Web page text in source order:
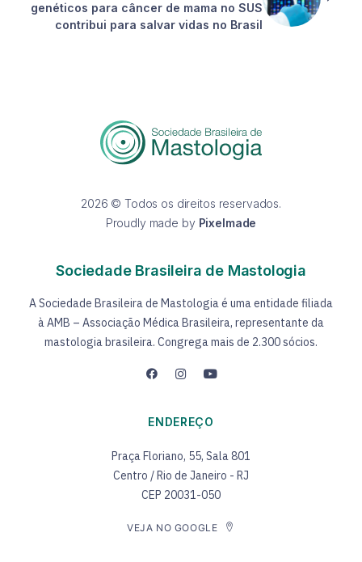
genéticos para câncer de mama no SUS
contribui para salvar vidas no Brasil
2026 © Todos os direitos reservados.
Proudly made by Pixelmade
Sociedade Brasileira de Mastologia
A Sociedade Brasileira de Mastologia é uma entidade filiada
à AMB – Associação Médica Brasileira, representante da
mastologia brasileira. Congrega mais de 2.300 sócios.
ENDEREÇO
Praça Floriano, 55, Sala 801
Centro / Rio de Janeiro - RJ
CEP 20031-050
VEJA NO GOOGLE